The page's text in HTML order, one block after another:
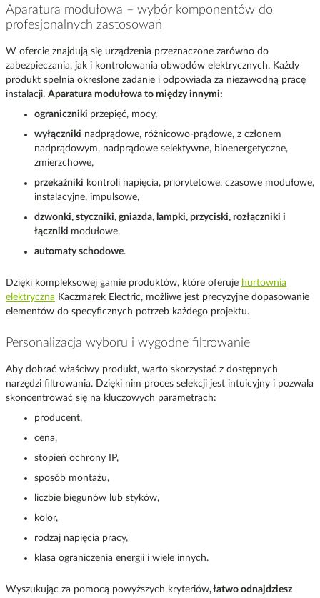
Aparatura modułowa – wybór komponentów do
profesjonalnych zastosowań
W ofercie znajdują się urządzenia przeznaczone zarówno do
zabezpieczania, jak i kontrolowania obwodów elektrycznych. Każdy
produkt spełnia określone zadanie i odpowiada za niezawodną pracę
instalacji. Aparatura modułowa to między innymi:
ograniczniki przepięć, mocy,
wyłączniki nadprądowe, różnicowo-prądowe, z członem
nadprądowym, nadprądowe selektywne, bioenergetyczne,
zmierzchowe,
przekaźniki kontroli napięcia, priorytetowe, czasowe modułowe,
instalacyjne, impulsowe,
dzwonki, styczniki, gniazda, lampki, przyciski, rozłączniki i
łączniki modułowe,
automaty schodowe.
Dzięki kompleksowej gamie produktów, które oferuje hurtownia
elektryczna Kaczmarek Electric, możliwe jest precyzyjne dopasowanie
elementów do specyficznych potrzeb każdego projektu.
Personalizacja wyboru i wygodne filtrowanie
Aby dobrać właściwy produkt, warto skorzystać z dostępnych
narzędzi filtrowania. Dzięki nim proces selekcji jest intuicyjny i pozwala
skoncentrować się na kluczowych parametrach:
producent,
cena,
stopień ochrony IP,
sposób montażu,
liczbie biegunów lub styków,
kolor,
rodzaj napięcia pracy,
klasa ograniczenia energii i wiele innych.
Wyszukując za pomocą powyższych kryteriów, łatwo odnajdziesz